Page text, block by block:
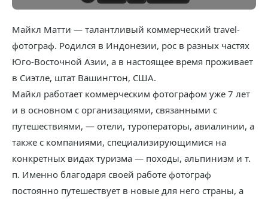
Майкл Матти — талантливый коммерческий travel-
фотограф. Родился в Индонезии, рос в разных частях
Юго-Восточной Азии, а в настоящее время проживает
в Сиэтле, штат Вашингтон, США.
Майкл работает коммерческим фотографом уже 7 лет
и в основном с организациями, связанными с
путешествиями, — отели, туроператоры, авиалинии, а
также с компаниями, специализирующимися на
конкретных видах туризма — походы, альпинизм и т.
п. Именно благодаря своей работе фотограф
постоянно путешествует в новые для него страны, а